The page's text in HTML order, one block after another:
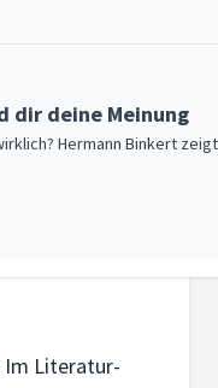
dir deine Meinung
Hermann Binkert
aus
von Glauben,
Im Literatur-